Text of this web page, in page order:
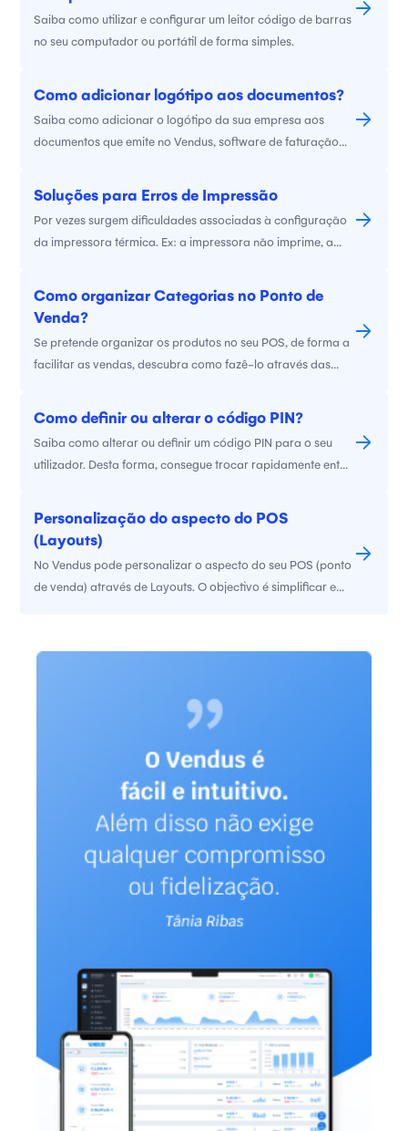
Saiba como utilizar e configurar um leitor código de barras
no seu computador ou portátil de forma simples.
Como adicionar logótipo aos documentos?
Saiba como adicionar o logótipo da sua empresa aos
documentos que emite no Vendus, software de faturação
Soluções para Erros de Impressão
Por vezes surgem dificuldades associadas à configuração
da impressora térmica. Ex: a impressora não imprime, a
associadas a algumas dificuldades dete
Como organizar Categorias no Ponto de
Venda?
Se pretende organizar os produtos no seu POS, de forma a
facilitar as vendas, descubra como fazê-lo através das
Como definir ou alterar o código PIN?
Saiba como alterar ou definir um código PIN para o seu
utilizador. Desta forma, consegue trocar rapidamente entre
Personalização do aspecto do POS
(Layouts)
No Vendus pode personalizar o aspecto do seu POS (ponto
de venda) através de Layouts. O objectivo é simplificar e